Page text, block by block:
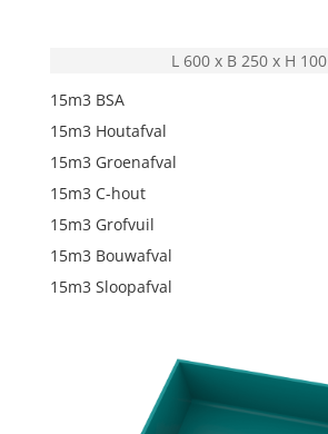
L 600 x B 250 x H 100
15m3 BSA
15m3 Houtafval
15m3 Groenafval
15m3 C-hout
15m3 Grofvuil
15m3 Bouwafval
15m3 Sloopafval